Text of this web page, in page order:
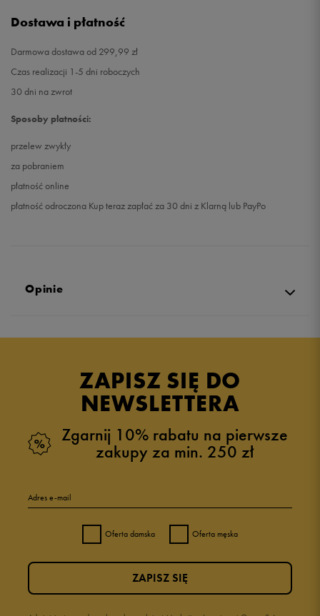
Dostawa i płatność
Darmowa dostawa od 299,99 zł
Czas realizacji 1-5 dni roboczych
30 dni na zwrot
Sposoby płatności:
przelew zwykły
za pobraniem
płatność online
płatność odroczona Kup teraz zapłać za 30 dni z Klarną lub PayPo
Opinie
ZAPISZ SIĘ DO
NEWSLETTERA
Zgarnij 10% rabatu na pierwsze
zakupy za min. 250 zł
Adres e-mail
Oferta damska Oferta męska
ZAPISZ SIĘ